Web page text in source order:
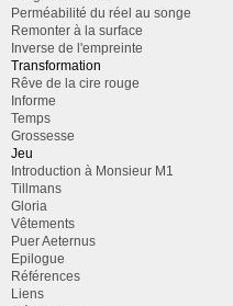
Perméabilité du réel au songe
Remonter à la surface
Inverse de l'empreinte
Transformation
Rêve de la cire rouge
Informe
Temps
Grossesse
Jeu
Introduction à Monsieur M1
Tillmans
Gloria
Vêtements
Puer Aeternus
Epilogue
Références
Liens